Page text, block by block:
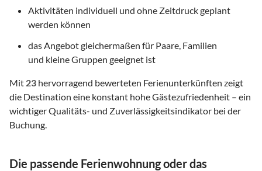
Aktivitäten individuell und ohne Zeitdruck geplant
werden können
das Angebot gleichermaßen für Paare, Familien
und kleine Gruppen geeignet ist
Mit 23 hervorragend bewerteten Ferienunterkünften zeigt
die Destination eine konstant hohe Gästezufriedenheit – ein
wichtiger Qualitäts- und Zuverlässigkeitsindikator bei der
Buchung.
Die passende Ferienwohnung oder das